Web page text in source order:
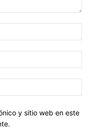
y sitio web en este